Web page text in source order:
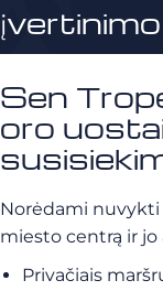
Sen
oro
Norėdami nuvykti
miesto centrą ir jo
Privačiais